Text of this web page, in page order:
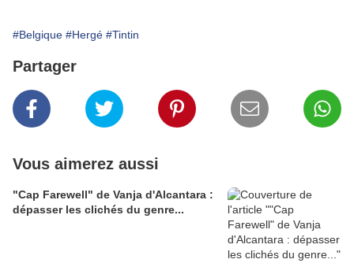
#Belgique #Hergé #Tintin
Partager
Vous aimerez aussi
"Cap Farewell" de Vanja d'Alcantara :
dépasser les clichés du genre...